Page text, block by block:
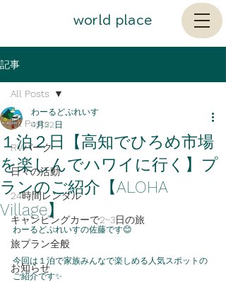
​world place
記事
All Posts
RVパーク
日々の活動
24時間レンタル
キャンピングカーで2~3日の旅
旅プラン全般
お知らせ
All Posts
１泊２日【高知でひろめ市場
を楽しんでハワイに行く】プ
ランのご紹介【ALOHA
Village】
わーるどぷれいす
4月22日
わーるどぷれいすの佐藤です😊
今回は１泊で家族みんなで楽しめる人気スポットの
ご紹介です✨